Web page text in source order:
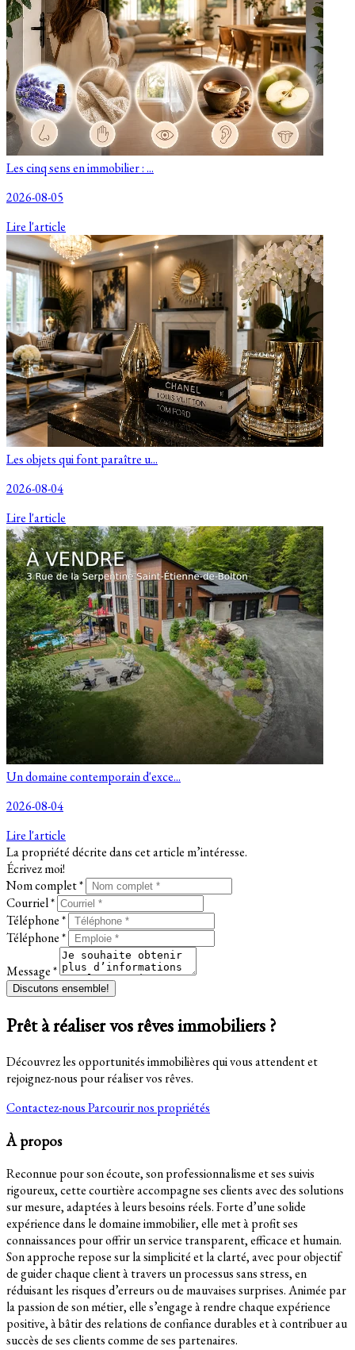
Les cinq sens en immobilier : ...
2026-08-05
Lire l'article
Les objets qui font paraître u...
2026-08-04
Lire l'article
Un domaine contemporain d'exce...
2026-08-04
Lire l'article
La propriété décrite dans cet article m’intéresse.
Écrivez moi!
Nom complet *
Courriel *
Téléphone *
Téléphone *
Message *
Discutons ensemble!
Prêt à réaliser vos rêves immobiliers ?
Découvrez les opportunités immobilières qui vous attendent et
rejoignez-nous pour réaliser vos rêves.
Contactez-nousParcourir nos propriétés
À propos
Reconnue pour son écoute, son professionnalisme et ses suivis
rigoureux, cette courtière accompagne ses clients avec des solutions
sur mesure, adaptées à leurs besoins réels. Forte d’une solide
expérience dans le domaine immobilier, elle met à profit ses
connaissances pour offrir un service transparent, efficace et humain.
Son approche repose sur la simplicité et la clarté, avec pour objectif
de guider chaque client à travers un processus sans stress, en
réduisant les risques d’erreurs ou de mauvaises surprises. Animée par
la passion de son métier, elle s’engage à rendre chaque expérience
positive, à bâtir des relations de confiance durables et à contribuer au
succès de ses clients comme de ses partenaires.